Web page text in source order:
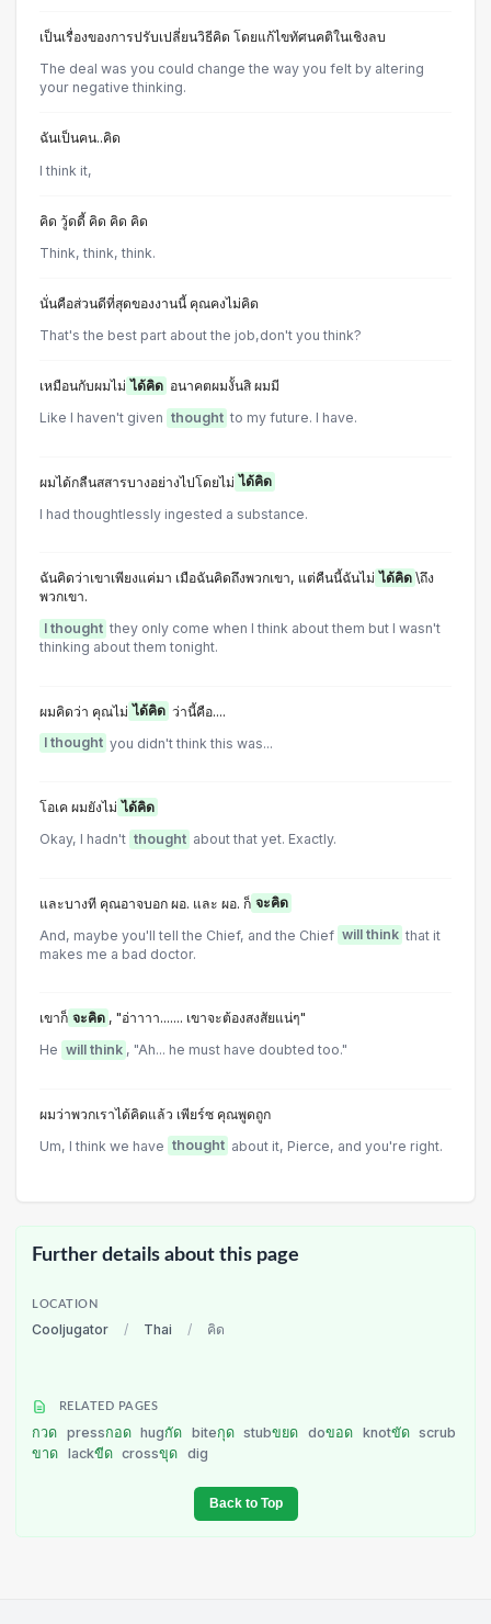
เป็นเรื่องของการปรับเปลี่ยนวิธีคิด โดยแก้ไขทัศนคติในเชิงลบ
The deal was you could change the way you felt by altering
your negative thinking.
ฉันเป็นคน..คิด
I think it,
คิด วู้ดดี้ คิด คิด คิด
Think, think, think.
นั่นคือส่วนดีที่สุดของงานนี้ คุณคงไม่คิด
That's the best part about the job,don't you think?
เหมือนกับผมไม่ ได้คิด อนาคตผมงั้นสิ ผมมี
Like I haven't given thought to my future. I have.
ผมได้กลืนสสารบางอย่างไปโดยไม่ ได้คิด
I had thoughtlessly ingested a substance.
ฉันคิดว่าเขาเพียงแค่มา เมือฉันคิดถึงพวกเขา, แต่คืนนี้ฉันไม่ ได้คิด \ถึง
พวกเขา.
I thought they only come when I think about them but I wasn't
thinking about them tonight.
ผมคิดว่า คุณไม่ ได้คิด ว่านี้คือ....
I thought you didn't think this was...
โอเค ผมยังไม่ ได้คิด
Okay, I hadn't thought about that yet. Exactly.
และบางที คุณอาจบอก ผอ. และ ผอ. ก็ จะคิด
And, maybe you'll tell the Chief, and the Chief will think that it
makes me a bad doctor.
เขาก็ จะคิด , "อ่าาาา....... เขาจะต้องสงสัยแน่ๆ"
He will think , "Ah... he must have doubted too."
ผมว่าพวกเราได้คิดแล้ว เพียร์ซ คุณพูดถูก
Um, I think we have thought about it, Pierce, and you're right.
Further details about this page
LOCATION
Cooljugator / Thai / คิด
RELATED PAGES
กวด pressกอด hugกัด biteกุด stubขยด doขอด knotขัด scrub
ขาด lackขีด crossขุด dig
Back to Top